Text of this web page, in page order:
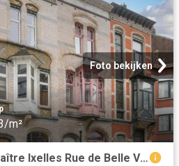
Foto bekijken
m²
à vendre Maison de maître Ixelles Rue de Belle Vue